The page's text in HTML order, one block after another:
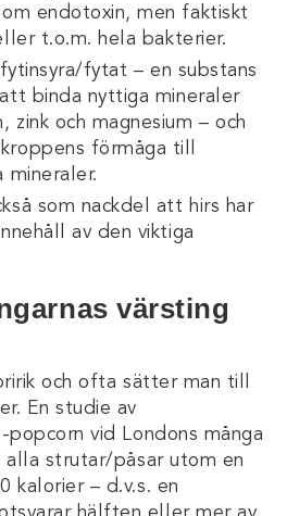
endotoxin, men faktiskt
t.o.m. hela bakterier.
fytat – en substans
binda nyttiga mineraler
zink och magnesium – och
förmåga till
mineraler.
som nackdel att hirs har
av den viktiga
värsting
och ofta sätter man till
En studie av
popcorn vid Londons många
strutar/påsar utom en
kalorier – d.v.s. en